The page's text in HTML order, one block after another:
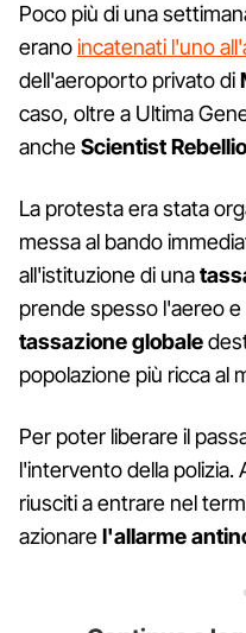
Poco più di una
eranoincatenati l'uno
dell'aeroporto privato di
caso, oltre a Ultima
ancheScientist
La protesta era stata
messa al bando
all'istituzione di una
prende spesso l'aereo
tassazione globale
popolazione più ricca al
Per poter liberare il
l'intervento della polizia.
riusciti a entrare nel
azionarel'allarme